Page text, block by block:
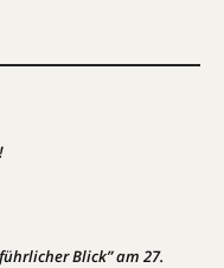
Blick” am 27.